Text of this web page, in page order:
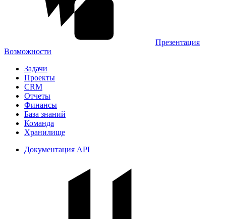
Презентация
Возможности
Задачи
Проекты
CRM
Отчеты
Финансы
База знаний
Команда
Хранилище
Документация API